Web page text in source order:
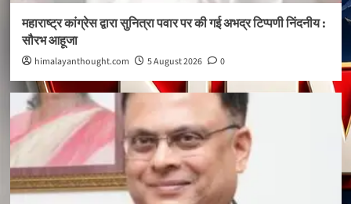
महाराष्ट्र कांग्रेस द्वारा सुनित्रा पवार पर की गई अभद्र टिप्पणी निंदनीय :
सौरभ आहूजा
himalayanthought.com 5 August 2026 0